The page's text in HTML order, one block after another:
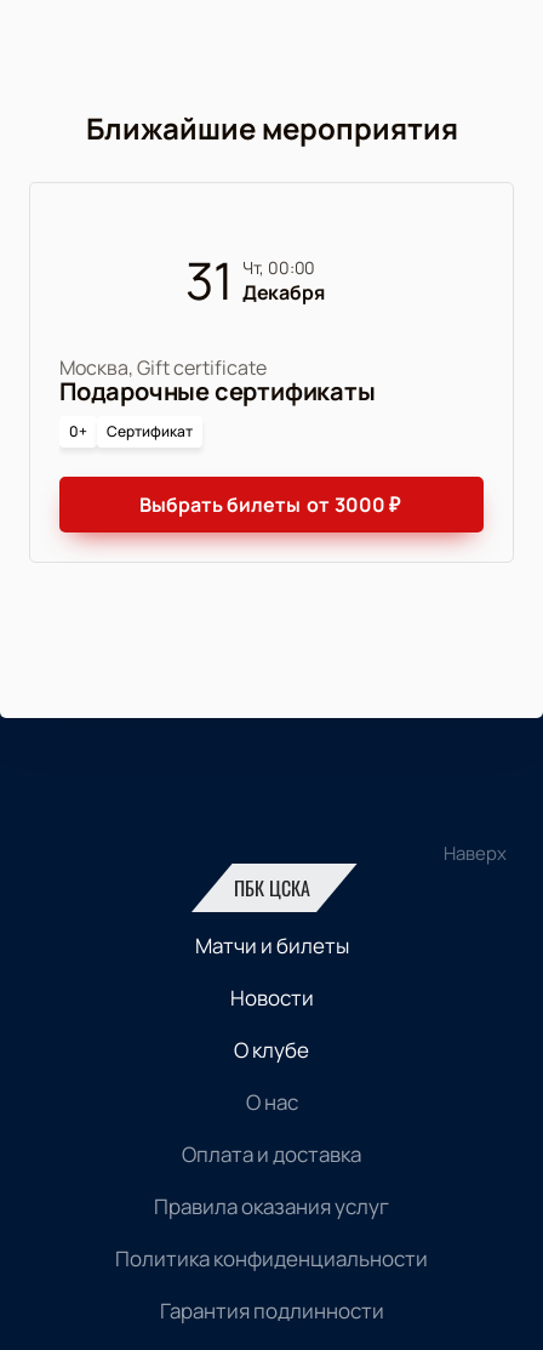
Ближайшие мероприятия
31 чт, 00:00
Декабря
Москва, Gift certificate
Подарочные сертификаты
0+ Сертификат
Выбрать билеты от 3000₽
Наверх
ПБК ЦСКА
Матчи и билеты
Новости
О клубе
О нас
Оплата и доставка
Правила оказания услуг
Политика конфиденциальности
Гарантия подлинности